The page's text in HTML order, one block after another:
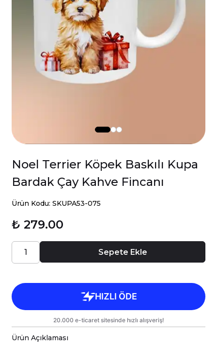
Noel Terrier Köpek Baskılı Kupa
Bardak Çay Kahve Fincanı
Ürün Kodu: SKUPA53-075
₺ 279.00
Sepete Ekle
Ürün Açıklaması